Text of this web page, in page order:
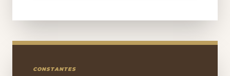
CONSTANTES